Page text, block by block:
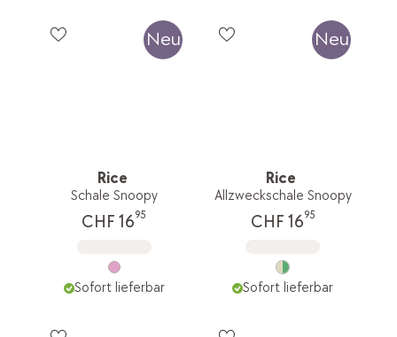
Neu
Rice
Schale Snoopy
CHF 1695
Sofort lieferbar
Neu
Rice
Allzweckschale Snoopy
CHF 1695
Sofort lieferbar